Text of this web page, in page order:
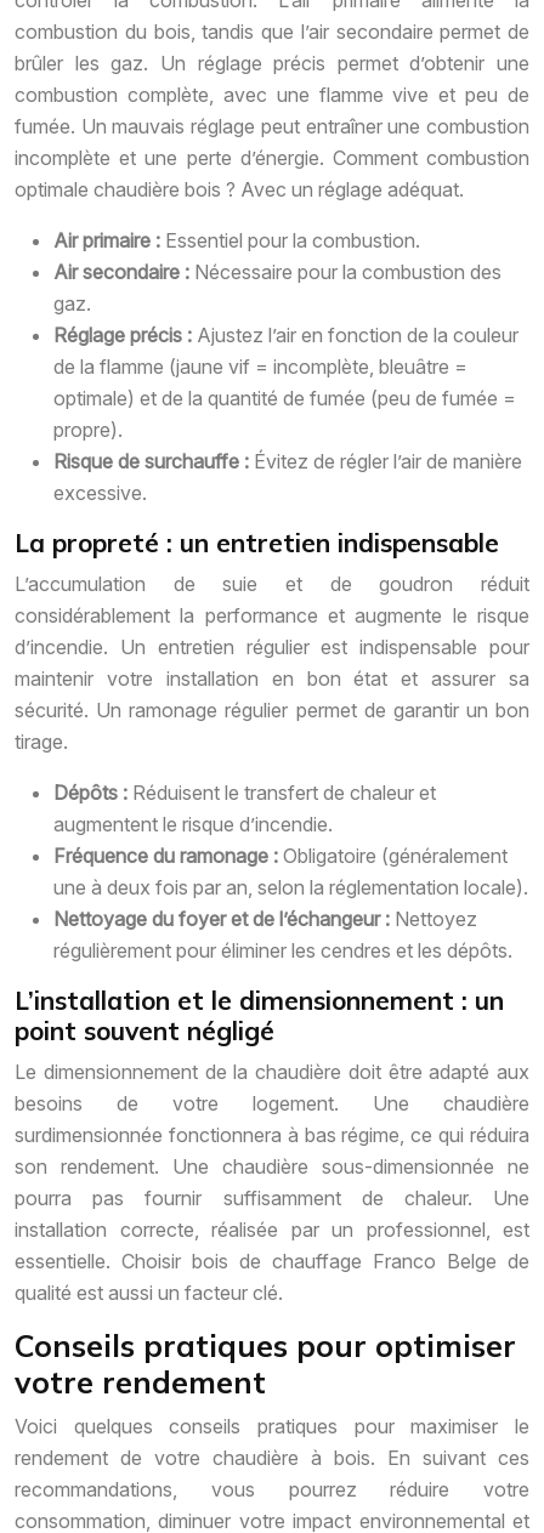
combustion du bois, tandis que l’air secondaire permet de
brûler les gaz. Un réglage précis permet d’obtenir une
combustion complète, avec une flamme vive et peu de
fumée. Un mauvais réglage peut entraîner une combustion
incomplète et une perte d’énergie. Comment combustion
optimale chaudière bois ? Avec un réglage adéquat.
Air primaire : Essentiel pour la combustion.
Air secondaire : Nécessaire pour la combustion des
gaz.
Réglage précis : Ajustez l’air en fonction de la couleur
de la flamme (jaune vif = incomplète, bleuâtre =
optimale) et de la quantité de fumée (peu de fumée =
propre).
Risque de surchauffe : Évitez de régler l’air de manière
excessive.
La propreté : un entretien indispensable
L’accumulation de suie et de goudron réduit
considérablement la performance et augmente le risque
d’incendie. Un entretien régulier est indispensable pour
maintenir votre installation en bon état et assurer sa
sécurité. Un ramonage régulier permet de garantir un bon
tirage.
Dépôts : Réduisent le transfert de chaleur et
augmentent le risque d’incendie.
Fréquence du ramonage : Obligatoire (généralement
une à deux fois par an, selon la réglementation locale).
Nettoyage du foyer et de l’échangeur : Nettoyez
régulièrement pour éliminer les cendres et les dépôts.
L’installation et le dimensionnement : un
point souvent négligé
Le dimensionnement de la chaudière doit être adapté aux
besoins de votre logement. Une chaudière
surdimensionnée fonctionnera à bas régime, ce qui réduira
son rendement. Une chaudière sous-dimensionnée ne
pourra pas fournir suffisamment de chaleur. Une
installation correcte, réalisée par un professionnel, est
essentielle. Choisir bois de chauffage Franco Belge de
qualité est aussi un facteur clé.
Conseils pratiques pour optimiser
votre rendement
Voici quelques conseils pratiques pour maximiser le
rendement de votre chaudière à bois. En suivant ces
recommandations, vous pourrez réduire votre
consommation, diminuer votre impact environnemental et